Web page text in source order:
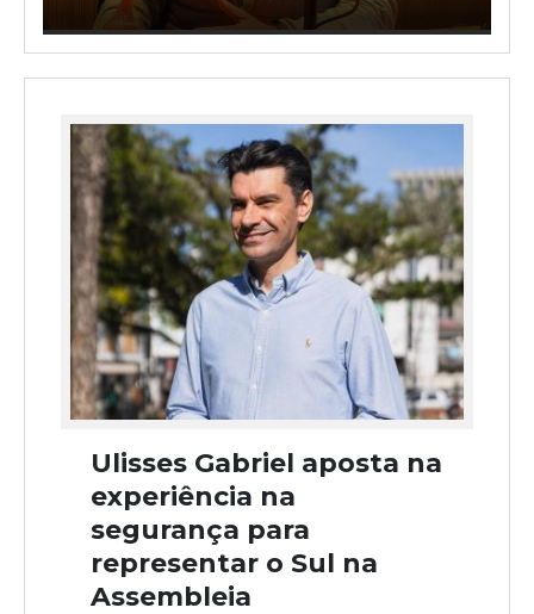
Ulisses Gabriel aposta na
experiência na
segurança para
representar o Sul na
Assembleia